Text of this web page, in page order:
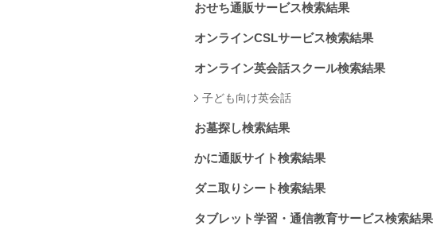
おせち通販サービス検索結果
オンラインCSLサービス検索結果
オンライン英会話スクール検索結果
子ども向け英会話
お墓探し検索結果
かに通販サイト検索結果
ダニ取りシート検索結果
タブレット学習・通信教育サービス検索結果